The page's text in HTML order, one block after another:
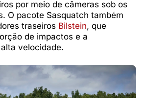
por meio de câmeras sob os
O pacote Sasquatch também
traseiros Bilstein, que
de impactos e a
velocidade.